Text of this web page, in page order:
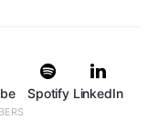
Spotify LinkedIn